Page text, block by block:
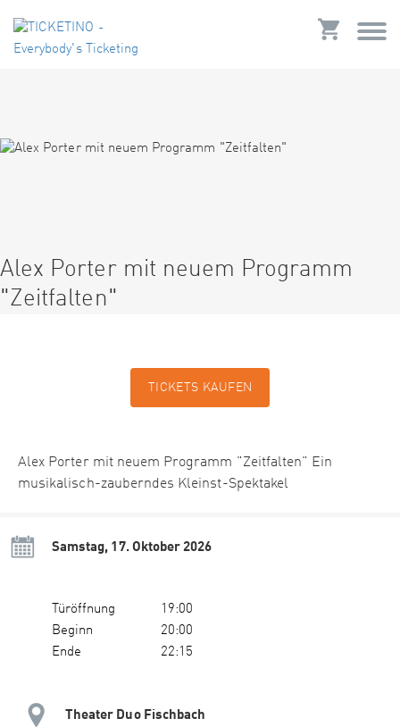
Alex Porter mit neuem Programm
"Zeitfalten"
TICKETS KAUFEN
Alex Porter mit neuem Programm "Zeitfalten" Ein
musikalisch-zauberndes Kleinst-Spektakel
Samstag, 17. Oktober 2026
Türöffnung
19:00
Beginn
20:00
Ende
22:15
Theater Duo Fischbach